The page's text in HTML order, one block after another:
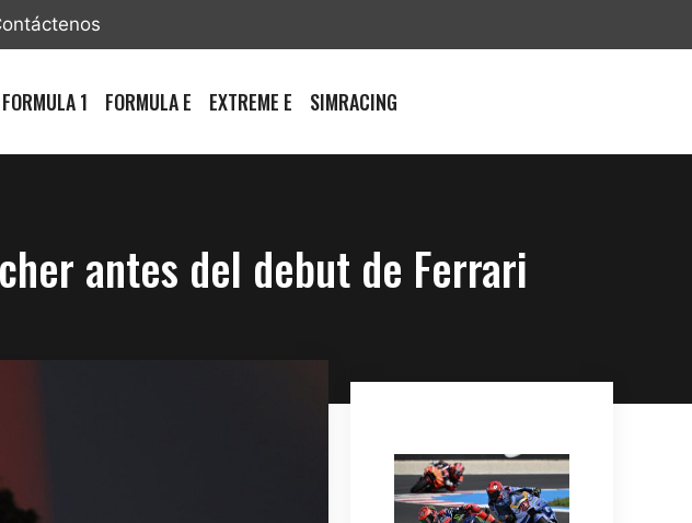
FORMULA 1 FORMULA E EXTREME E SIMRACING
antes del debut de Ferrari